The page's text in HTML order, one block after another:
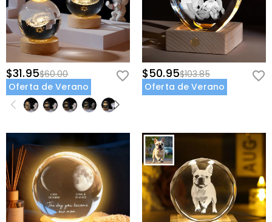
$31.95$60.00
Oferta de Verano
$50.95$103.85
Oferta de Verano